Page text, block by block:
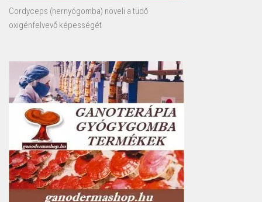
Cordyceps (hernyógomba) növeli a tüdő
oxigénfelvevő képességét